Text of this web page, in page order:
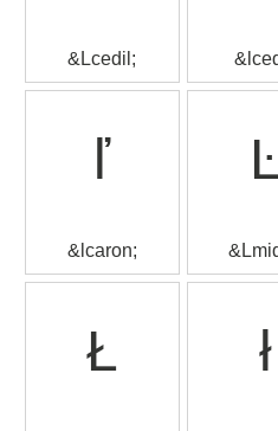
&Lcedil;
ľ
&lcaron;
Ŀ
Ł ł